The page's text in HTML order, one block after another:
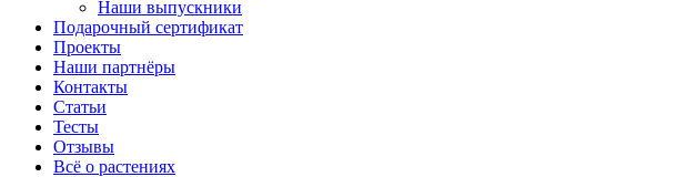
Наши выпускники
Подарочный сертификат
Проекты
Наши партнёры
Контакты
Статьи
Тесты
Отзывы
Всё о растениях